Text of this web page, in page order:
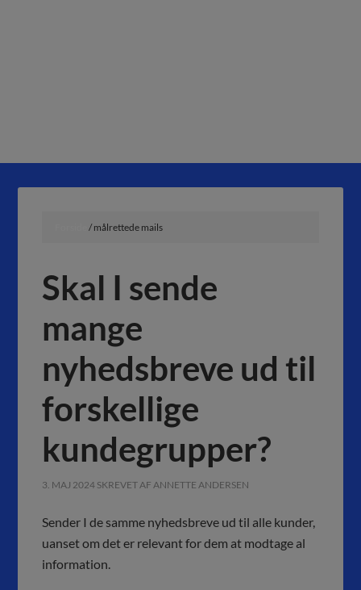
/ målrettede mails
Skal I sende
mange
nyhedsbreve ud til
forskellige
kundegrupper?
3. MAJ 2024 SKREVET AFANNETTE ANDERSEN
Sender I de samme nyhedsbreve ud til alle kunder,
uanset om det er relevant for dem at modtage al
information.